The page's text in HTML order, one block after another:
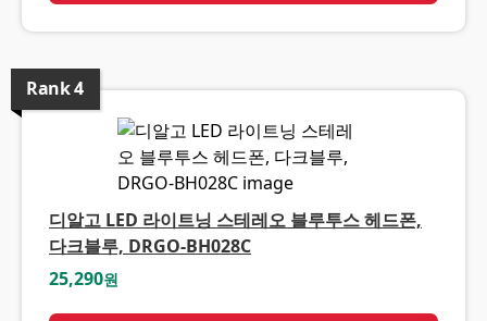
Rank4
디알고 LED 라이트닝 스테레오 블루투스 헤드폰,
다크블루, DRGO-BH028C
25,290원